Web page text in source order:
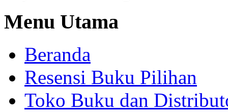
Menu Utama
Beranda
Resensi Buku Pilihan
Toko Buku dan